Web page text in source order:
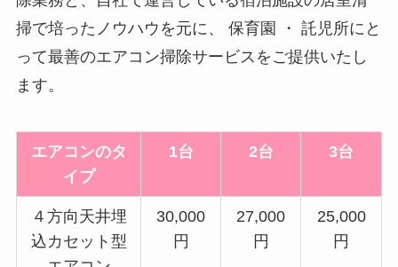
掃で培ったノウハウを元に、 保育園 ・ 託児所にと
って最善のエアコン掃除サービスをご提供いたし
ます。
エアコンのタ
イプ
1台 2台 3台
４方向天井埋
込カセット型
30,000
円
27,000
円
25,000
円